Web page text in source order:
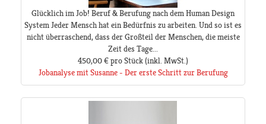
Glücklich im Job! Beruf & Berufung nach dem Human Design
System Jeder Mensch hat ein Bedürfnis zu arbeiten. Und so ist es
nicht überraschend, dass der Großteil der Menschen, die meiste
Zeit des Tage...
450,00 €pro Stück(inkl. MwSt.)
Jobanalyse mit Susanne - Der erste Schritt zur Berufung